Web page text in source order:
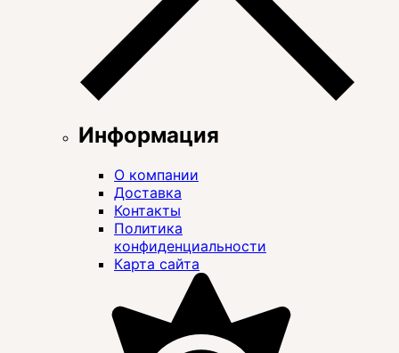
Информация
О компании
Доставка
Контакты
Политика
конфиденциальности
Карта сайта